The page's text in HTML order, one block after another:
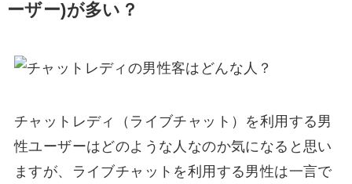
ーザー)が多い？
チャットレディ（ライブチャット）を利用する男
性ユーザーはどのような人なのか気になると思い
ますが、ライブチャットを利用する男性は一言で